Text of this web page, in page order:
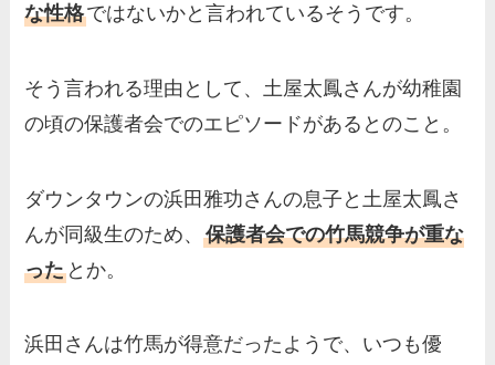
な性格ではないかと言われているそうです。
そう言われる理由として、土屋太鳳さんが幼稚園
の頃の保護者会でのエピソードがあるとのこと。
ダウンタウンの浜田雅功さんの息子と土屋太鳳さ
んが同級生のため、保護者会での竹馬競争が重な
った とか。
浜田さんは竹馬が得意だったようで、いつも優